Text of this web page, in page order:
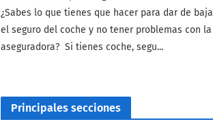
¿Sabes lo que tienes que hacer para dar de baja
el seguro del coche y no tener problemas con la
aseguradora? Si tienes coche, segu...
Principales secciones